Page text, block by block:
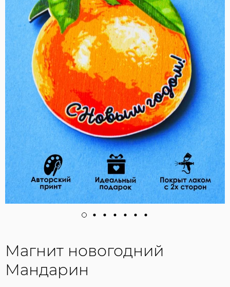
Магнит новогодний
Мандарин